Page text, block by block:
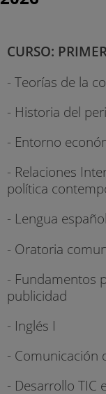
CURSO:
- Teorías de la
- Historia del
- Entorno
- Relaciones
política
- Lengua
- Oratoria
- Fundamentos
publicidad
- Inglés I
- Comunicación
- Desarrollo TIC